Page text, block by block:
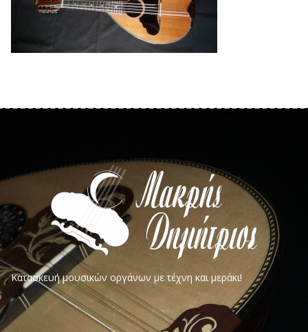
Κατασκευή μουσικών οργάνων με τέχνη και μεράκι!